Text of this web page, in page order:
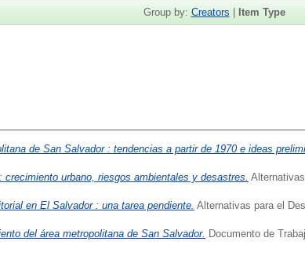
Group by: Creators | Item Type
de San Salvador : tendencias a partir de 1970 e ideas
crecimiento urbano, riesgos ambientales y desastres.
en El Salvador : una tarea pendiente. Alternativas para el
del área metropolitana de San Salvador. Documento de